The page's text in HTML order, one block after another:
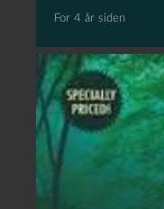
For 4 år siden